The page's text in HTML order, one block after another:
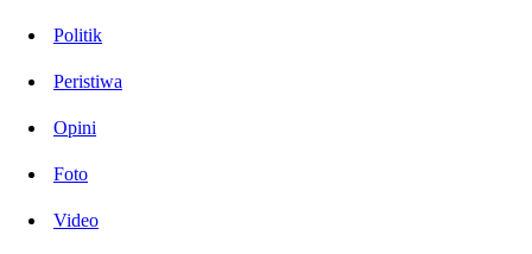
Politik
Peristiwa
Opini
Foto
Video